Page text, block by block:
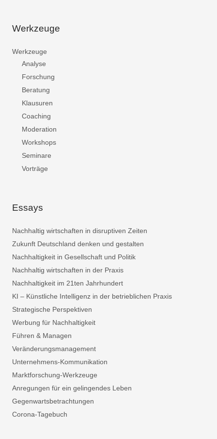
Werkzeuge
Werkzeuge
Analyse
Forschung
Beratung
Klausuren
Coaching
Moderation
Workshops
Seminare
Vorträge
Essays
Nachhaltig wirtschaften in disruptiven Zeiten
Zukunft Deutschland denken und gestalten
Nachhaltigkeit in Gesellschaft und Politik
Nachhaltig wirtschaften in der Praxis
Nachhaltigkeit im 21ten Jahrhundert
KI – Künstliche Intelligenz in der betrieblichen Praxis
Strategische Perspektiven
Werbung für Nachhaltigkeit
Führen & Managen
Veränderungsmanagement
Unternehmens-Kommunikation
Marktforschung-Werkzeuge
Anregungen für ein gelingendes Leben
Gegenwartsbetrachtungen
Corona-Tagebuch